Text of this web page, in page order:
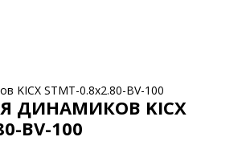
KICX STMT-0.8x2.80-BV-100
ДИНАМИКОВ KICX
BV-100